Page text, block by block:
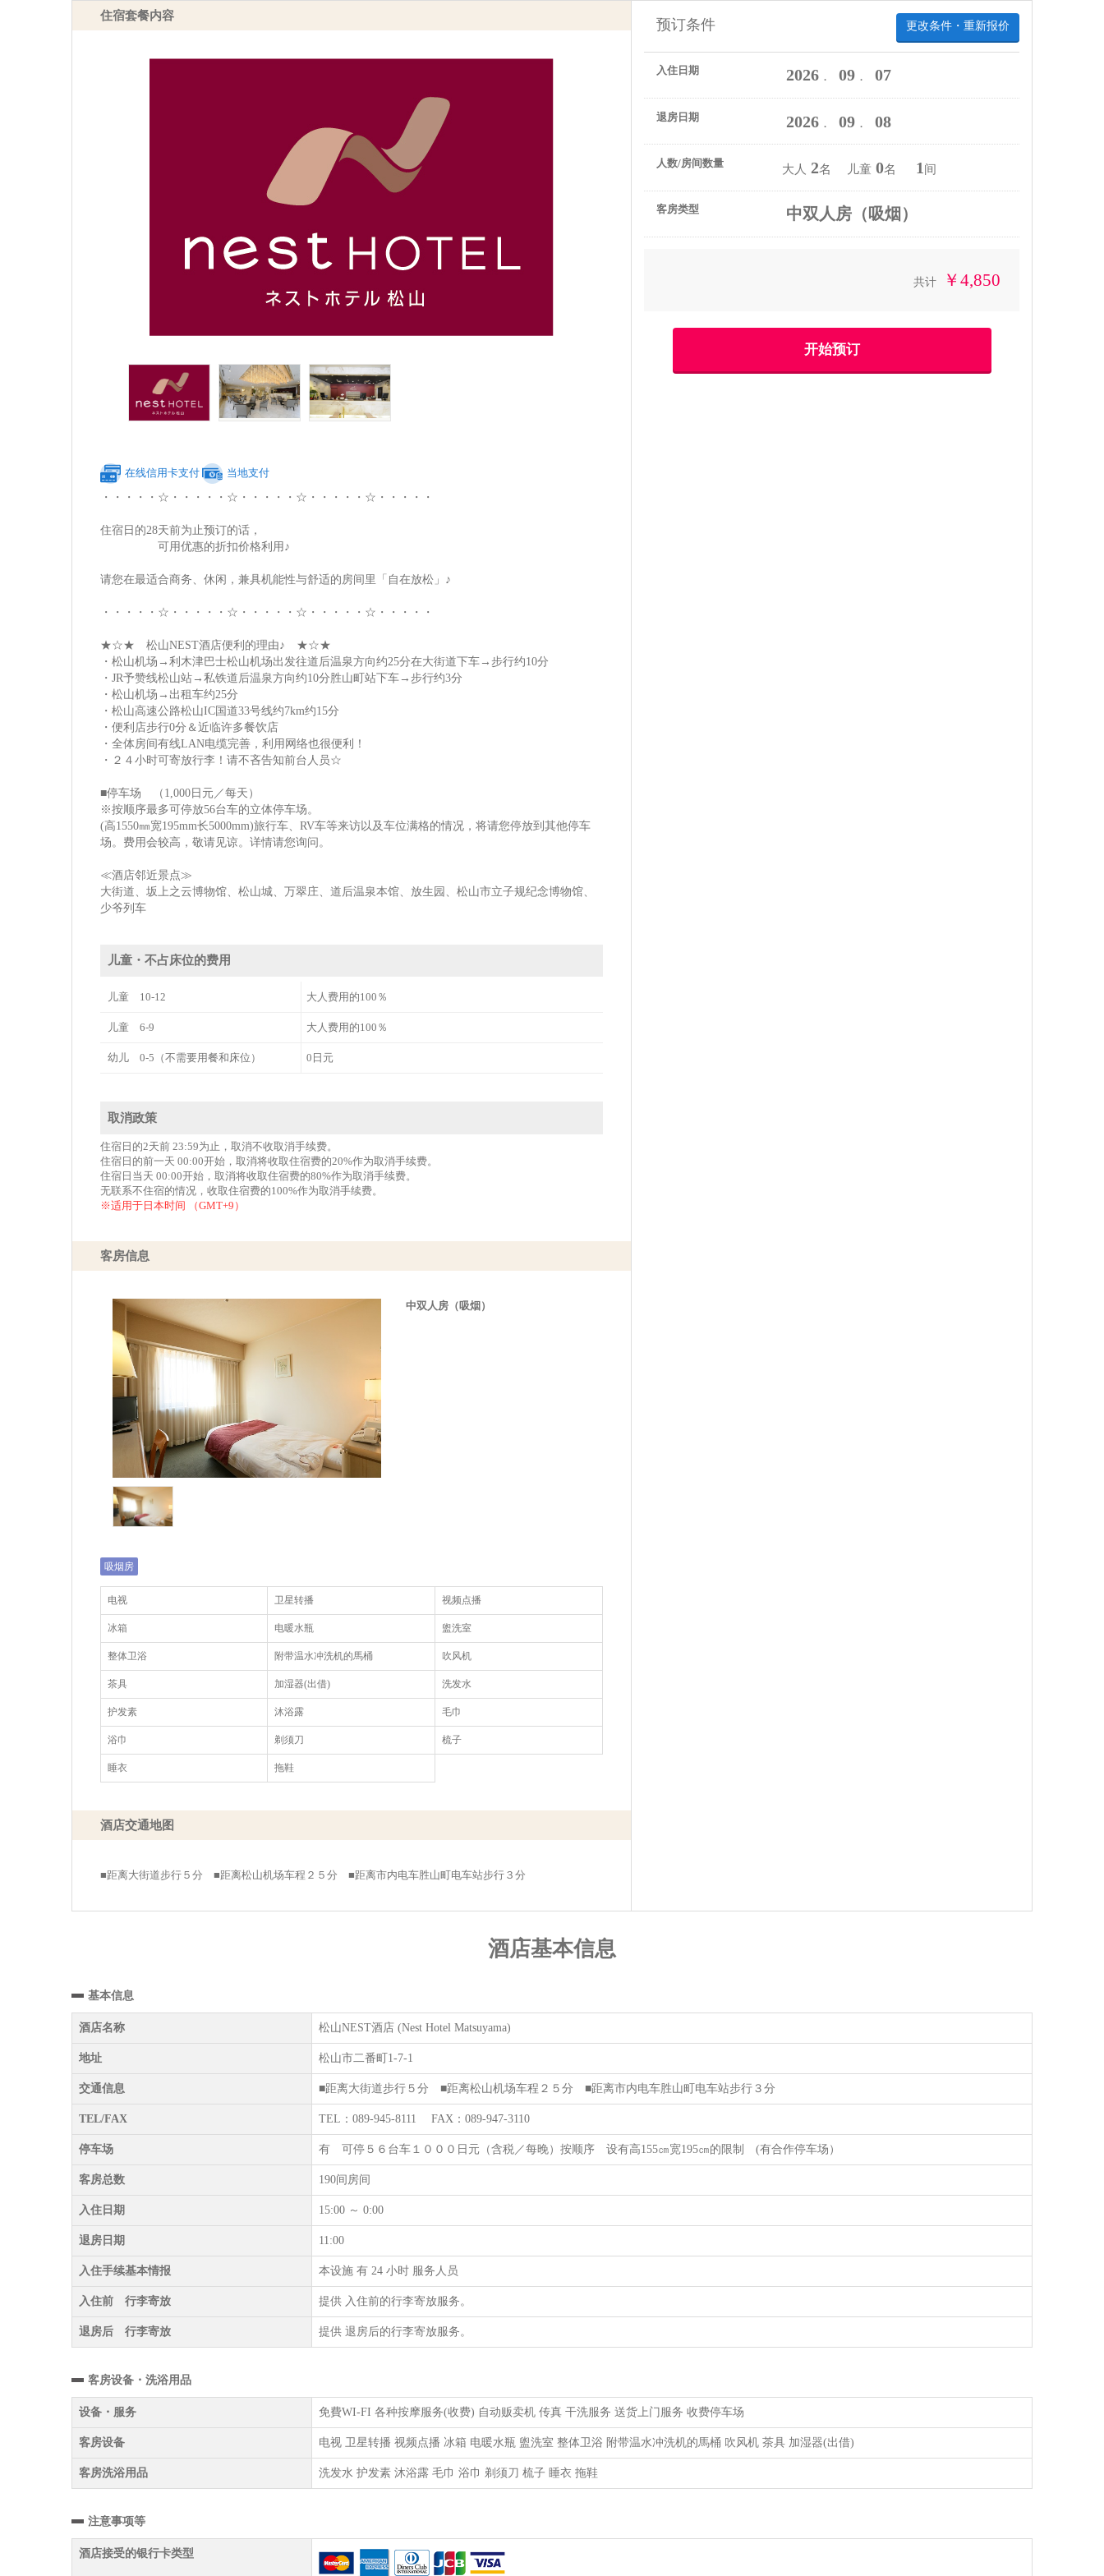
住宿套餐内容
在线信用卡支付 当地支付
・・・・・☆・・・・・☆・・・・・☆・・・・・☆・・・・・
住宿日的28天前为止预订的话，
可用优惠的折扣价格利用♪
请您在最适合商务、休闲，兼具机能性与舒适的房间里「自在放松」♪
・・・・・☆・・・・・☆・・・・・☆・・・・・☆・・・・・
★☆★ 松山NEST酒店便利的理由♪ ★☆★
・松山机场→利木津巴士松山机场出发往道后温泉方向约25分在大街道下车→步行约10分
・JR予赞线松山站→私铁道后温泉方向约10分胜山町站下车→步行约3分
・松山机场→出租车约25分
・松山高速公路松山IC国道33号线约7km约15分
・便利店步行0分＆近临许多餐饮店
・全体房间有线LAN电缆完善，利用网络也很便利！
・２４小时可寄放行李！请不吝告知前台人员☆
■停车场 （1,000日元／每天）
※按顺序最多可停放56台车的立体停车场。
(高1550㎜宽195mm长5000mm)旅行车、RV车等来访以及车位满格的情况，将请您停放到其他停车
场。费用会较高，敬请见谅。详情请您询问。
≪酒店邻近景点≫
大街道、坂上之云博物馆、松山城、万翠庄、道后温泉本馆、放生园、松山市立子规纪念博物馆、
少爷列车
儿童・不占床位的费用
儿童 10-12 大人费用的100％
儿童 6-9 大人费用的100％
幼儿 0-5（不需要用餐和床位） 0日元
取消政策
住宿日的2天前 23:59为止，取消不收取消手续费。
住宿日的前一天 00:00开始，取消将收取住宿费的20%作为取消手续费。
住宿日当天 00:00开始，取消将收取住宿费的80%作为取消手续费。
无联系不住宿的情况，收取住宿费的100%作为取消手续费。
※适用于日本时间 （GMT+9）
客房信息
中双人房（吸烟）
吸烟房
电视 卫星转播 视频点播
冰箱 电暖水瓶 盥洗室
整体卫浴 附带温水冲洗机的馬桶 吹风机
茶具 加湿器(出借) 洗发水
护发素 沐浴露 毛巾
浴巾 剃须刀 梳子
睡衣 拖鞋
酒店交通地图
■距离大街道步行５分 ■距离松山机场车程２５分 ■距离市内电车胜山町电车站步行３分
更改条件・重新报价
预订条件
入住日期 2026． 09． 07
退房日期 2026． 09． 08
人数/房间数量 大人 2名 儿童 0名 1 间
客房类型 中双人房（吸烟）
共计 ￥4,850
酒店基本信息
基本信息
酒店名称 松山NEST酒店 (Nest Hotel Matsuyama)
地址 松山市二番町1-7-1
交通信息 ■距离大街道步行５分 ■距离松山机场车程２５分 ■距离市内电车胜山町电车站步行３分
TEL/FAX TEL：089-945-8111 FAX：089-947-3110
停车场 有 可停５６台车１０００日元（含税／每晚）按顺序 设有高155㎝宽195㎝的限制 (有合作停车场）
客房总数 190间房间
入住日期 15:00 ～ 0:00
退房日期 11:00
入住手续基本情报 本设施 有 24 小时 服务人员
入住前 行李寄放 提供 入住前的行李寄放服务。
退房后 行李寄放 提供 退房后的行李寄放服务。
客房设备・洗浴用品
设备・服务 免費WI-FI 各种按摩服务(收费) 自动贩卖机 传真 干洗服务 送货上门服务 收费停车场
客房设备 电视 卫星转播 视频点播 冰箱 电暖水瓶 盥洗室 整体卫浴 附带温水冲洗机的馬桶 吹风机 茶具 加湿器(出借)
客房洗浴用品 洗发水 护发素 沐浴露 毛巾 浴巾 剃须刀 梳子 睡衣 拖鞋
注意事项等
酒店接受的银行卡类型